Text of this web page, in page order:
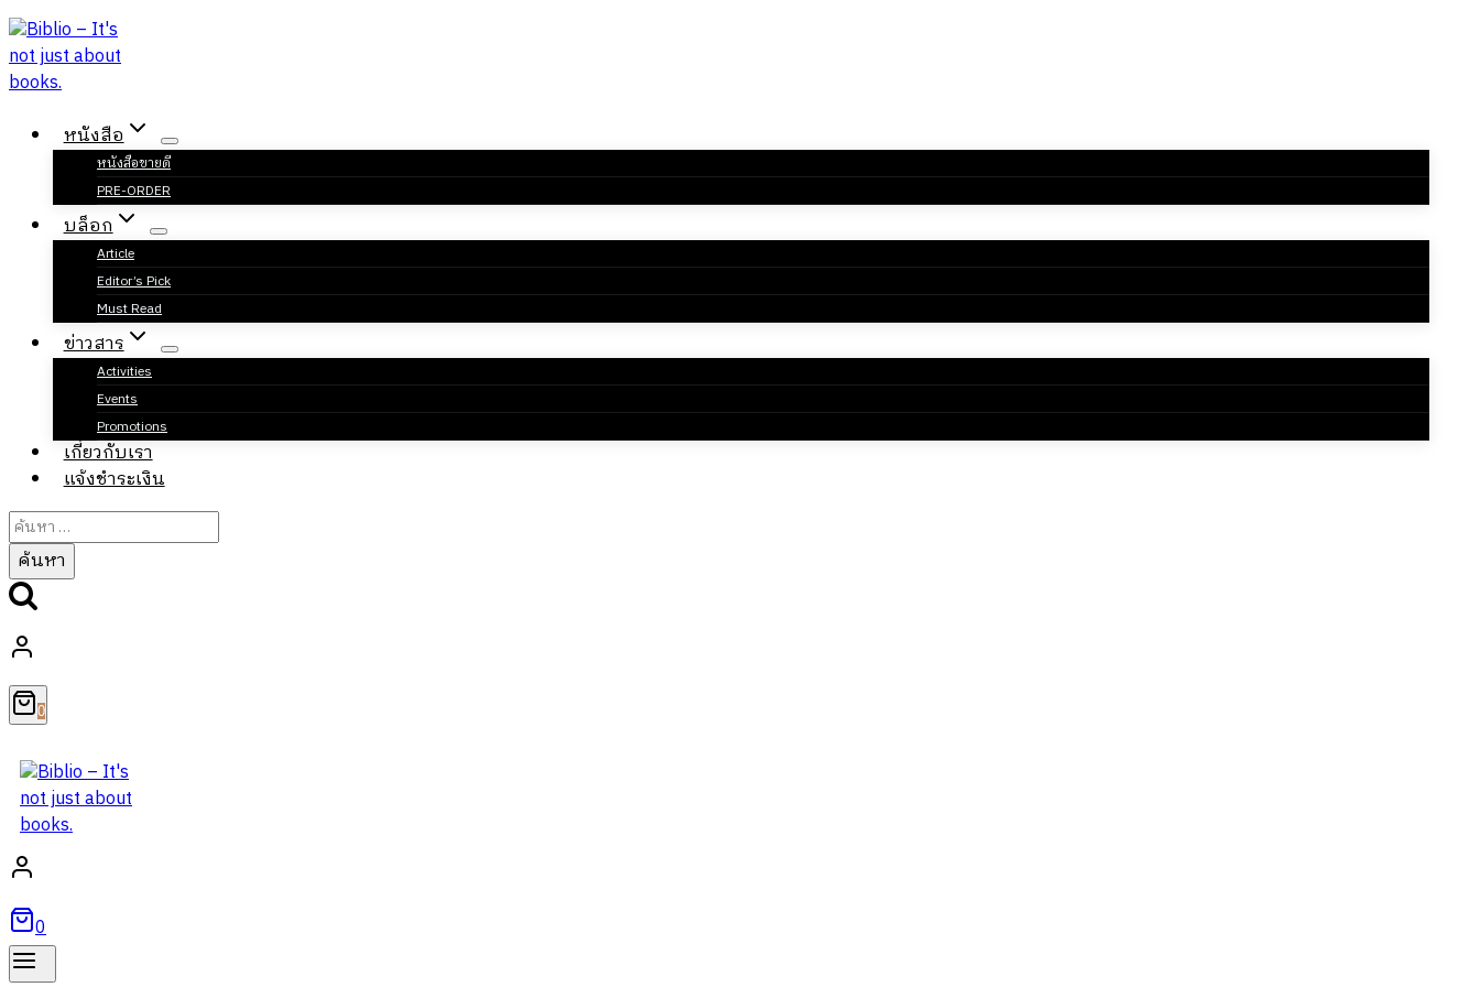
Skip
to
content
หนังสือ
หนังสือขายดี
PRE-ORDER
บล็อก
Article
Editor’s Pick
Must Read
ข่าวสาร
Activities
Events
Promotions
เกี่ยวกับเรา
แจ้งชำระเงิน
ค้นหา
สำหรับ:
0
0